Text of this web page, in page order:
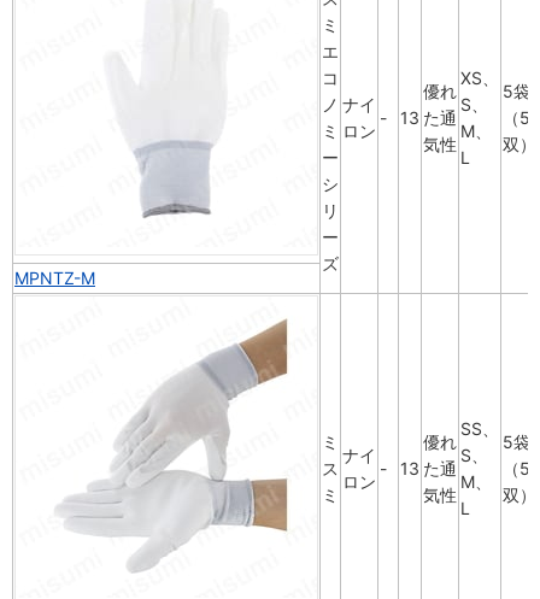
ミ
エ
コ
ノ
ミ
ー
シ
リ
ー
ズ
ナイ
ロン
- 13
優れ
た通
気性
XS、
S、
M、
L
5袋
（50
双）
MPNTZ-M
ミ
ス
ミ
ナイ
ロン
- 13
優れ
た通
気性
SS、
S、
M、
L
5袋
（50
双）